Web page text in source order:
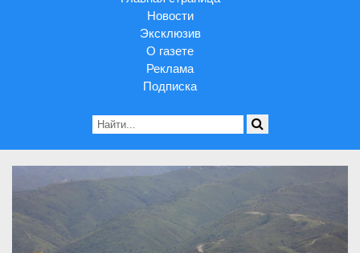
Новости
Эксклюзив
О газете
Реклама
Подписка